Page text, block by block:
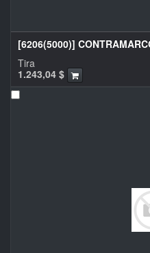
[6206(5000)]
1.243,04 $
Tira